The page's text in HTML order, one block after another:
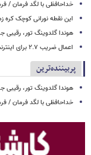
خداحافظی با لگد فرمان /
این نقطه نورانی کوچک
هوندا گلدوینگ تور، رقیبی
اعمال ضریب ۲.۷ برای اینترنت بین‌الملل صحت دارد؟ / واکنش سازمان تنظیم مقررات
پربیننده‌ترین
هوندا گلدوینگ تور، رقیبی
خداحافظی با لگد فرمان /